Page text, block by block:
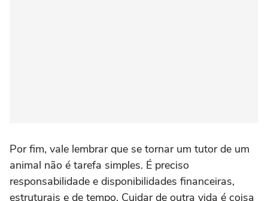
Por fim, vale lembrar que se tornar um tutor de um
animal não é tarefa simples. É preciso
responsabilidade e disponibilidades financeiras,
estruturais e de tempo. Cuidar de outra vida é coisa